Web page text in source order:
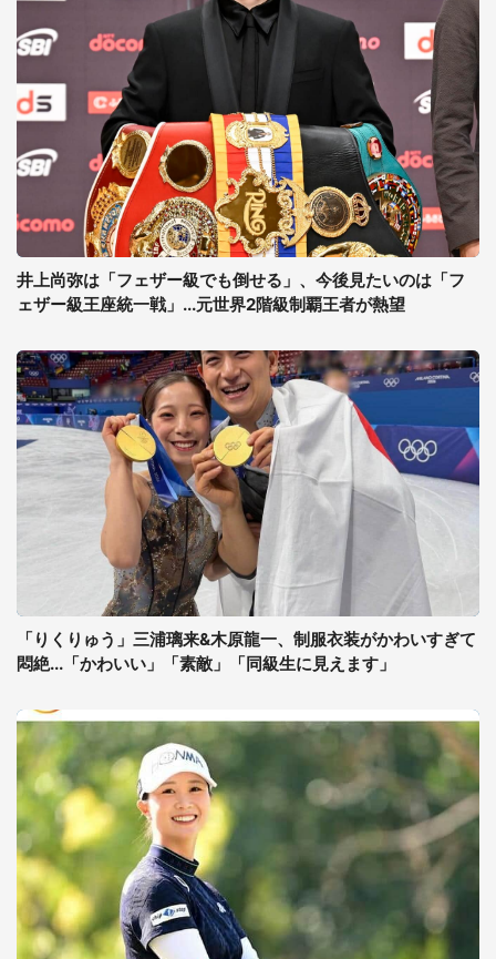
井上尚弥は「フェザー級でも倒せる」、今後見たいのは「フ
ェザー級王座統一戦」...元世界2階級制覇王者が熱望
「りくりゅう」三浦璃来&木原龍一、制服衣装がかわいすぎて
悶絶...「かわいい」「素敵」「同級生に見えます」